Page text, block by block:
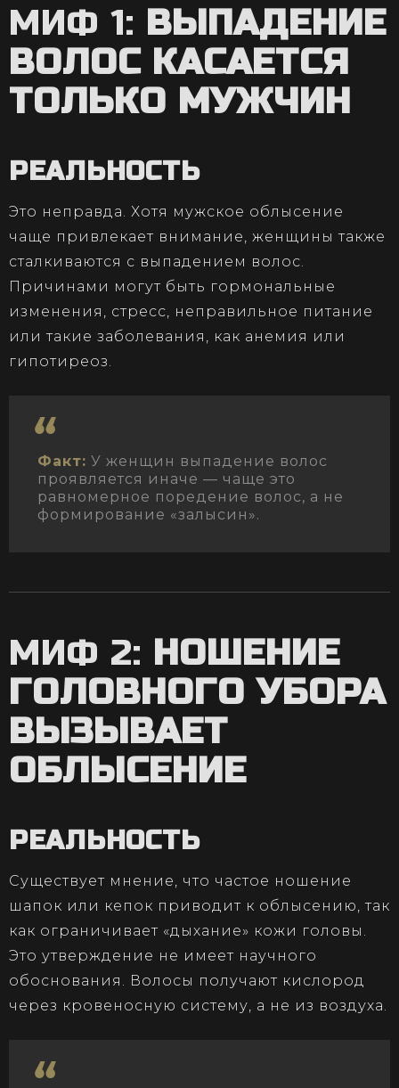
МИФ 1: ВЫПАДЕНИЕ
ВОЛОС КАСАЕТСЯ
ТОЛЬКО МУЖЧИН
РЕАЛЬНОСТЬ
Это неправда. Хотя мужское облысение
чаще привлекает внимание, женщины также
сталкиваются с выпадением волос.
Причинами могут быть гормональные
изменения, стресс, неправильное питание
или такие заболевания, как анемия или
гипотиреоз.
Факт: У женщин выпадение волос
проявляется иначе — чаще это
равномерное поредение волос, а не
формирование «залысин».
МИФ 2: НОШЕНИЕ
ГОЛОВНОГО УБОРА
ВЫЗЫВАЕТ
ОБЛЫСЕНИЕ
РЕАЛЬНОСТЬ
Существует мнение, что частое ношение
шапок или кепок приводит к облысению, так
как ограничивает «дыхание» кожи головы.
Это утверждение не имеет научного
обоснования. Волосы получают кислород
через кровеносную систему, а не из воздуха.